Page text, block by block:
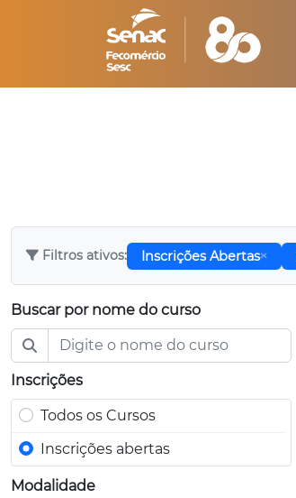
Filtros ativos: Inscrições Abertas
Buscar por nome do curso
Inscrições
Todos os Cursos
Inscrições abertas
Modalidade